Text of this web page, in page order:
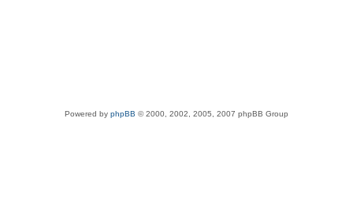
Powered by phpBB © 2000, 2002, 2005, 2007 phpBB Group